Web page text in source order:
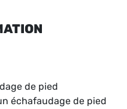
de pied
échafaudage de pied